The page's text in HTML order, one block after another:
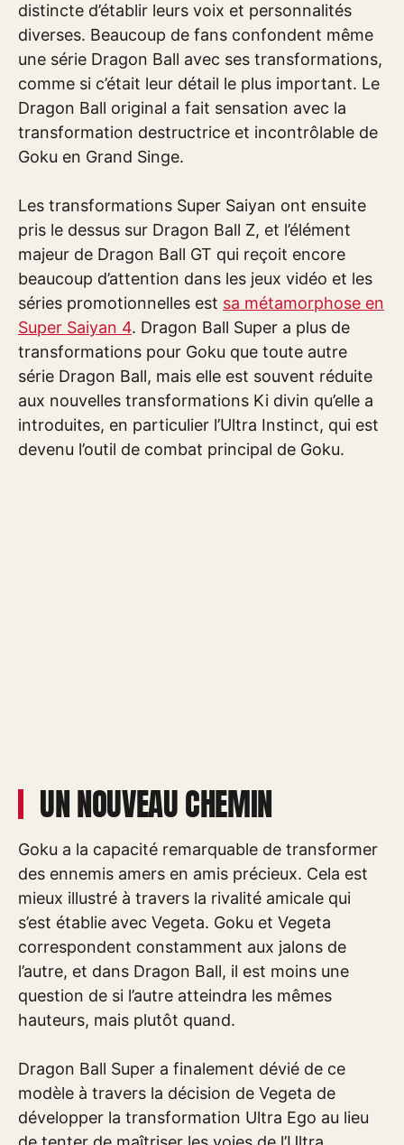
distincte d’établir leurs voix et personnalités
diverses. Beaucoup de fans confondent même
une série Dragon Ball avec ses transformations,
comme si c’était leur détail le plus important. Le
Dragon Ball original a fait sensation avec la
transformation destructrice et incontrôlable de
Goku en Grand Singe.
Les transformations Super Saiyan ont ensuite
pris le dessus sur Dragon Ball Z, et l’élément
majeur de Dragon Ball GT qui reçoit encore
beaucoup d’attention dans les jeux vidéo et les
séries promotionnelles est sa métamorphose en
Super Saiyan 4. Dragon Ball Super a plus de
transformations pour Goku que toute autre
série Dragon Ball, mais elle est souvent réduite
aux nouvelles transformations Ki divin qu’elle a
introduites, en particulier l’Ultra Instinct, qui est
devenu l’outil de combat principal de Goku.
UN NOUVEAU CHEMIN
Goku a la capacité remarquable de transformer
des ennemis amers en amis précieux. Cela est
mieux illustré à travers la rivalité amicale qui
s’est établie avec Vegeta. Goku et Vegeta
correspondent constamment aux jalons de
l’autre, et dans Dragon Ball, il est moins une
question de si l’autre atteindra les mêmes
hauteurs, mais plutôt quand.
Dragon Ball Super a finalement dévié de ce
modèle à travers la décision de Vegeta de
développer la transformation Ultra Ego au lieu